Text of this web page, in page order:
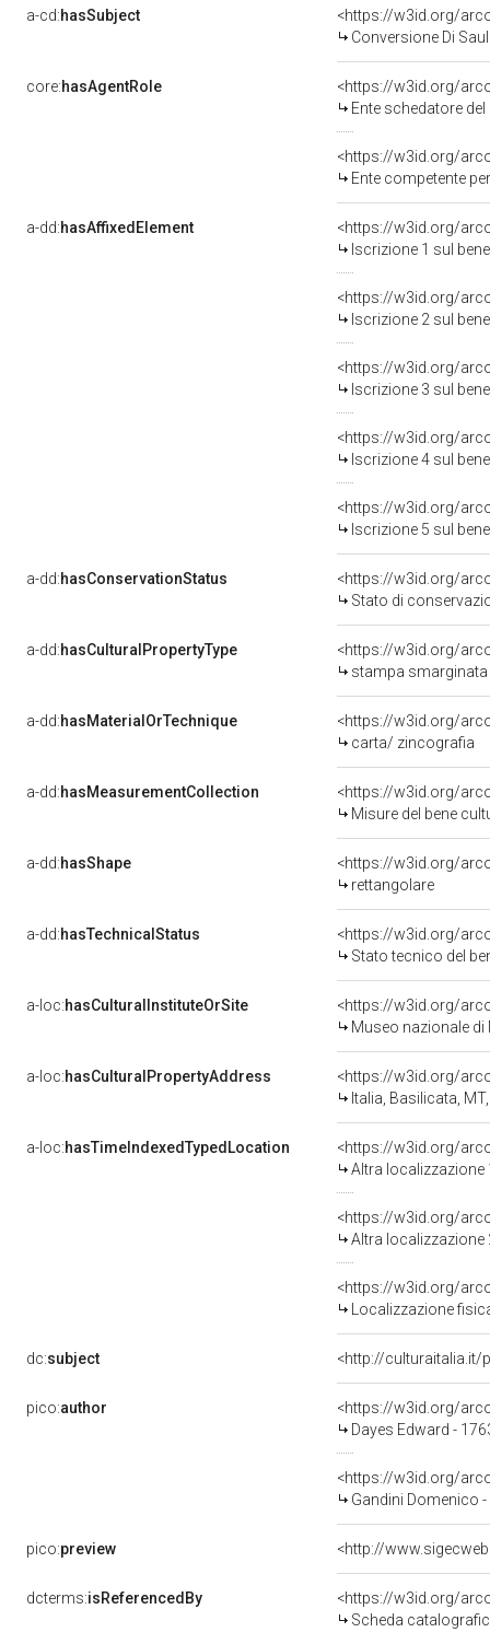
a-cd:hasSubject
<https://w3id.org/
Conversione Di
core:hasAgentRole
<https://w3id.org/
Ente schedatore del
<https://w3id.org/
Ente competente
a-dd:hasAffixedElement
<https://w3id.org/
Iscrizione 1 sul
<https://w3id.org/
Iscrizione 2 sul
<https://w3id.org/
Iscrizione 3 sul
<https://w3id.org/
Iscrizione 4 sul
<https://w3id.org/
Iscrizione 5 sul
a-dd:hasConservationStatus
<https://w3id.org/
Stato di
a-dd:hasCulturalPropertyType
<https://w3id.org/
stampa smarginata
a-dd:hasMaterialOrTechnique
<https://w3id.org/
carta/ zincografia
a-dd:hasMeasurementCollection
<https://w3id.org/
Misure del bene
a-dd:hasShape
<https://w3id.org/
rettangolare
a-dd:hasTechnicalStatus
<https://w3id.org/
Stato tecnico del
a-loc:hasCulturalInstituteOrSite
<https://w3id.org/
Museo nazionale
a-loc:hasCulturalPropertyAddress
<https://w3id.org/
Italia, Basilicata,
a-loc:hasTimeIndexedTypedLocation
<https://w3id.org/
Altra localizzazione
<https://w3id.org/
Altra localizzazione
<https://w3id.org/
Localizzazione
dc:subject <http://
pico:author
<https://w3id.org/
Dayes Edward -
<https://w3id.org/
Gandini Domenico
pico:preview <http://
dcterms:isReferencedBy
<https://w3id.org/
Scheda